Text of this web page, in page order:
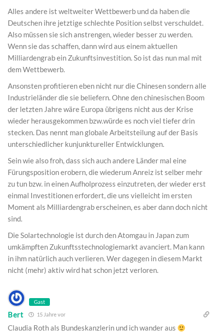
Alles andere ist weltweiter Wettbewerb und da haben die
Deutschen ihre jetztige schlechte Position selbst verschuldet.
Also müssen sie sich anstrengen, wieder besser zu werden.
Wenn sie das schaffen, dann wird aus einem aktuellen
Milliardengrab ein Zukunftsinvestition. So ist das nun mal mit
dem Wettbewerb.
Ansonsten profitieren eben nicht nur die Chinesen sondern alle
Industrieländer die sie beliefern. Ohne den chinesischen Boom
der letzten Jahre wäre Europa übrigens nicht aus der Krise
wieder herausgekommen bzw.würde es noch viel tiefer drin
stecken. Das nennt man globale Arbeitsteilung auf der Basis
unterschiedlicher kunjunktureller Entwicklungen.
Sein wie also froh, dass sich auch andere Länder mal eine
Fürungsposition erobern, die wiederum Anreiz ist selber mehr
zu tun bzw. in einen Aufholprozess einzutreten, der wieder erst
einmal Investitionen erfordert, die uns vielleicht im ersten
Moment als Milliardengrab erscheinen, es aber dann doch nicht
sind.
Die Solartechnologie ist durch den Atomgau in Japan zum
umkämpften Zukunftsstechnologiemarkt avanciert. Man kann
in ihm natürlich auch verlieren. Wer dagegen in diesem Markt
nicht (mehr) aktiv wird hat schon jetzt verloren.
Gast
Bert 15 Jahre vor
Claudia Roth als Bundeskanzlerin und ich wander aus